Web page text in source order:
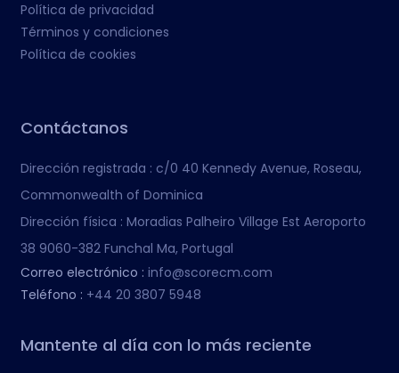
Política de privacidad
Términos y condiciones
Política de cookies
Contáctanos
Dirección registrada : c/0 40 Kennedy Avenue, Roseau,
Commonwealth of Dominica
Dirección física : Moradias Palheiro Village Est Aeroporto
38 9060-382 Funchal Ma, Portugal
Correo electrónico : info@scorecm.com
Teléfono : +44 20 3807 5948
Mantente al día con lo más reciente